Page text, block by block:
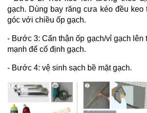
gạch. Dùng bay răng cưa kéo đều keo
góc với chiều ốp gạch.
- Bước 3: Cẩn thận ốp gạch/vỉ gạch lên
mạnh để cố định gạch.
- Bước 4: vệ sinh sạch bề mặt gạch.